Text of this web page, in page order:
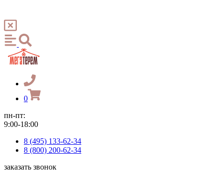
0
пн-пт:
9:00-18:00
8 (495) 133-62-34
8 (800) 200-62-34
заказать звонок